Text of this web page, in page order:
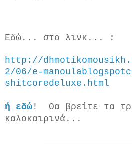
Εδώ... στο λινκ... :
http://
2/06/e-
shitcoredeluxe.html
ή εδώ ! Θα βρείτε τα
καλοκαιρινά...